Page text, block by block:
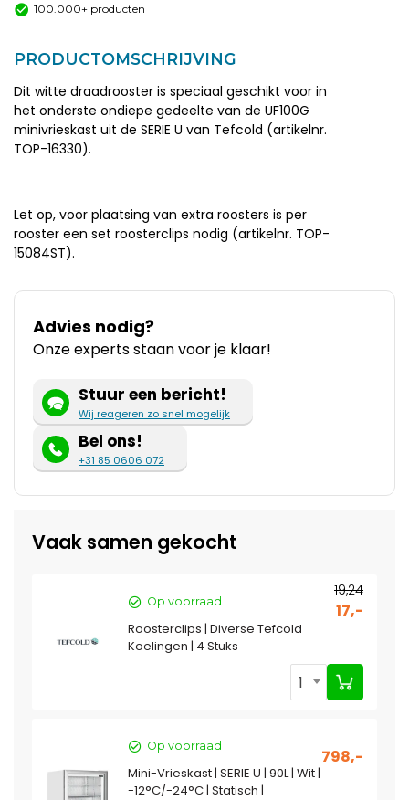
100.000+ producten
PRODUCTOMSCHRIJVING
Dit witte draadrooster is speciaal geschikt voor in
het onderste ondiepe gedeelte van de UF100G
minivrieskast uit de SERIE U van Tefcold (artikelnr.
TOP-16330).
Let op, voor plaatsing van extra roosters is per
rooster een set roosterclips nodig (artikelnr. TOP-
15084ST).
Advies nodig?
Onze experts staan voor je klaar!
Stuur een bericht!
Wij reageren zo snel mogelijk
Bel ons!
+31 85 0606 072
Vaak samen gekocht
Op voorraad
19,24
17,-
Roosterclips | Diverse Tefcold
Koelingen | 4 Stuks
1
Op voorraad
798,-
Mini-Vrieskast | SERIE U | 90L | Wit |
-12°C/-24°C | Statisch |